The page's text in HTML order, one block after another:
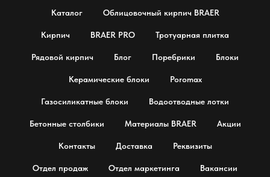
Каталог Облицовочный кирпич BRAER
Кирпич BRAER PRO Тротуарная плитка
Рядовой кирпич Блог Поребрики Блоки
Керамические блоки Poromax
Газосиликатные блоки Водоотводные лотки
Бетонные столбики Материалы BRAER Акции
Контакты Доставка Реквизиты
Отдел продаж Отдел маркетинга Вакансии